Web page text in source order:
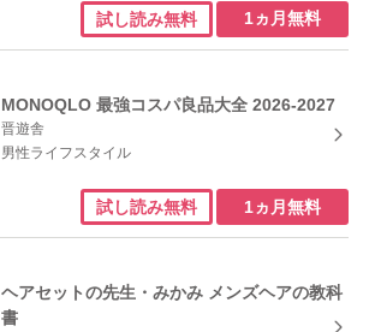
試し読み無料 1ヵ月無料
MONOQLO 最強コスパ良品大全 2026-2027
晋遊舎
男性ライフスタイル
試し読み無料 1ヵ月無料
ヘアセットの先生・みかみ メンズヘアの教科
書